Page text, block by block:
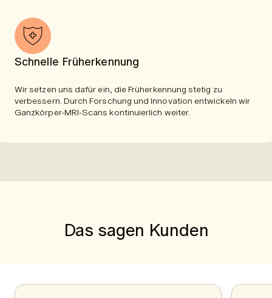
Schnelle Früherkennung
Wir setzen uns dafür ein, die Früherkennung stetig zu
verbessern. Durch Forschung und Innovation entwickeln wir
Ganzkörper-MRI-Scans kontinuierlich weiter.
Das sagen Kunden